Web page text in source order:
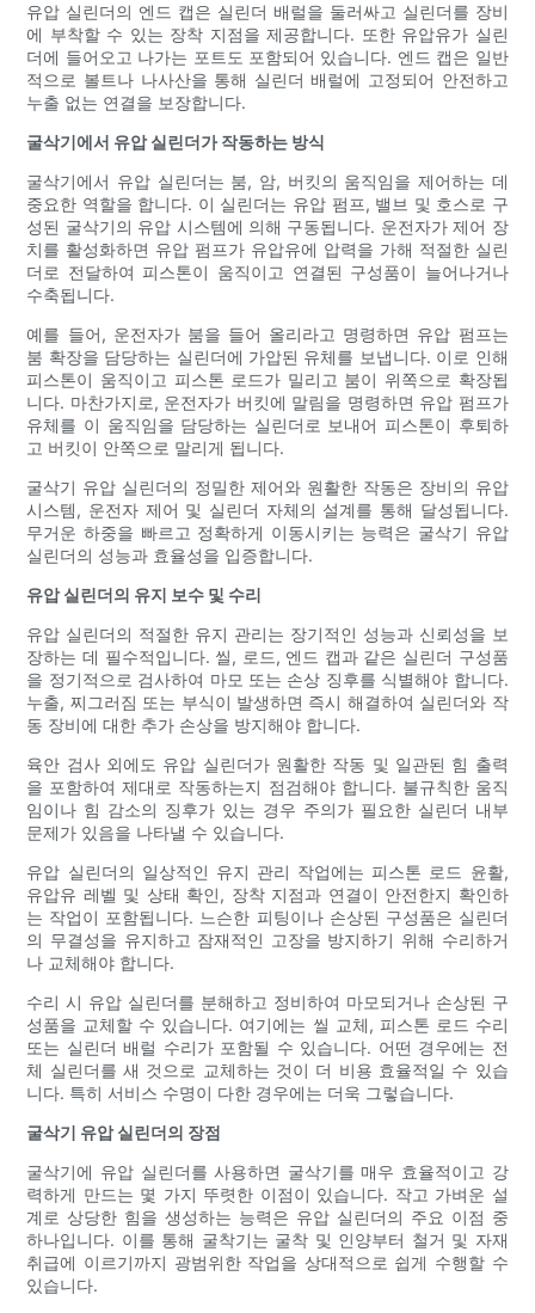
유압 실린더의 엔드 캡은 실린더 배럴을 둘러싸고 실린더를 장비
에 부착할 수 있는 장착 지점을 제공합니다. 또한 유압유가 실린
더에 들어오고 나가는 포트도 포함되어 있습니다. 엔드 캡은 일반
적으로 볼트나 나사산을 통해 실린더 배럴에 고정되어 안전하고
누출 없는 연결을 보장합니다.
굴삭기에서 유압 실린더가 작동하는 방식
굴삭기에서 유압 실린더는 붐, 암, 버킷의 움직임을 제어하는 ​​데
중요한 역할을 합니다. 이 실린더는 유압 펌프, 밸브 및 호스로 구
성된 굴삭기의 유압 시스템에 의해 구동됩니다. 운전자가 제어 장
치를 활성화하면 유압 펌프가 유압유에 압력을 가해 적절한 실린
더로 전달하여 피스톤이 움직이고 연결된 구성품이 늘어나거나
수축됩니다.
예를 들어, 운전자가 붐을 들어 올리라고 명령하면 유압 펌프는
붐 확장을 담당하는 실린더에 가압된 유체를 보냅니다. 이로 인해
피스톤이 움직이고 피스톤 로드가 밀리고 붐이 위쪽으로 확장됩
니다. 마찬가지로, 운전자가 버킷에 말림을 명령하면 유압 펌프가
유체를 이 움직임을 담당하는 실린더로 보내어 피스톤이 후퇴하
고 버킷이 안쪽으로 말리게 됩니다.
굴삭기 유압 실린더의 정밀한 제어와 원활한 작동은 장비의 유압
시스템, 운전자 제어 및 실린더 자체의 설계를 통해 달성됩니다.
무거운 하중을 빠르고 정확하게 이동시키는 능력은 굴삭기 유압
실린더의 성능과 효율성을 입증합니다.
유압 실린더의 유지 보수 및 수리
유압 실린더의 적절한 유지 관리는 장기적인 성능과 신뢰성을 보
장하는 데 필수적입니다. 씰, 로드, 엔드 캡과 같은 실린더 구성품
을 정기적으로 검사하여 마모 또는 손상 징후를 식별해야 합니다.
누출, 찌그러짐 또는 부식이 발생하면 즉시 해결하여 실린더와 작
동 장비에 대한 추가 손상을 방지해야 합니다.
육안 검사 외에도 유압 실린더가 원활한 작동 및 일관된 힘 출력
을 포함하여 제대로 작동하는지 점검해야 합니다. 불규칙한 움직
임이나 힘 감소의 징후가 있는 경우 주의가 필요한 실린더 내부
문제가 있음을 나타낼 수 있습니다.
유압 실린더의 일상적인 유지 관리 작업에는 피스톤 로드 윤활,
유압유 레벨 및 상태 확인, 장착 지점과 연결이 안전한지 확인하
는 작업이 포함됩니다. 느슨한 피팅이나 손상된 구성품은 실린더
의 무결성을 유지하고 잠재적인 고장을 방지하기 위해 수리하거
나 교체해야 합니다.
수리 시 유압 실린더를 분해하고 정비하여 마모되거나 손상된 구
성품을 교체할 수 있습니다. 여기에는 씰 교체, 피스톤 로드 수리
또는 실린더 배럴 수리가 포함될 수 있습니다. 어떤 경우에는 전
체 실린더를 새 것으로 교체하는 것이 더 비용 효율적일 수 있습
니다. 특히 서비스 수명이 다한 경우에는 더욱 그렇습니다.
굴삭기 유압 실린더의 장점
굴삭기에 유압 실린더를 사용하면 굴삭기를 매우 효율적이고 강
력하게 만드는 몇 가지 뚜렷한 이점이 있습니다. 작고 가벼운 설
계로 상당한 힘을 생성하는 능력은 유압 실린더의 주요 이점 중
하나입니다. 이를 통해 굴착기는 굴착 및 인양부터 철거 및 자재
취급에 이르기까지 광범위한 작업을 상대적으로 쉽게 수행할 수
있습니다.